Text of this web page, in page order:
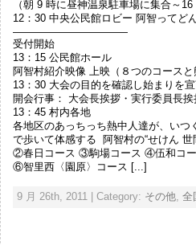
（朝 9 時に昼神温泉駐車場に集合～16
12：30 中央公民館ロビー 阿智ってど
———————————
受付開始
13：15 公民館ホール
阿智村紹介映像 上映（８つのコースと
13：30 大会の目的を確認し始まりを宣
開会行事： 大会長挨拶・実行委員長挨
13：45 村内各地
各地区のあっちっち熱中人達が、い
で歩いて体感する 阿智村の“せけん 世
②春日コース ③駒場コース ④伍和コ
⑥智里西〈園原〉コース [...]
9 月 26th, 2011 | Category: その他, 全